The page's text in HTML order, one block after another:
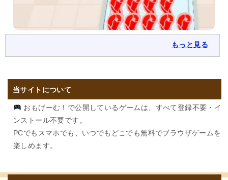
もっと見る
当サイトについて
おもげーむ！で公開しているゲームは、すべて登録不要・イ
ンストール不要です。
PCでもスマホでも、いつでもどこでも無料でブラウザゲームを
楽しめます。